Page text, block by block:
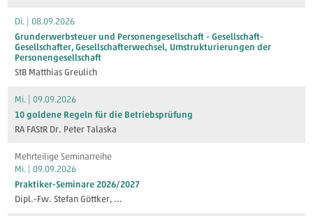
Di. | 08.09.2026
Grunderwerbsteuer und Personengesellschaft - Gesellschaft-
Gesellschafter, Gesellschafterwechsel, Umstrukturierungen der
Personengesellschaft
StB Matthias Greulich
Mi. | 09.09.2026
10 goldene Regeln für die Betriebsprüfung
RA FAStR Dr. Peter Talaska
Mehrteilige Seminarreihe
Mi. | 09.09.2026
Praktiker-Seminare 2026/2027
Dipl.-Fw. Stefan Göttker, ...